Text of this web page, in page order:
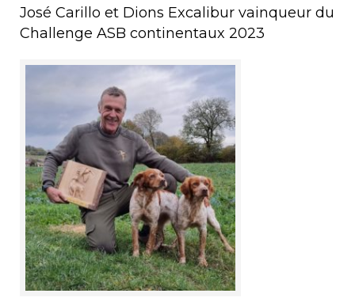
José Carillo et Dions Excalibur vainqueur du
Challenge ASB continentaux 2023